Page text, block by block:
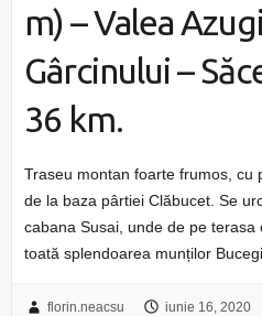
m) – Valea
Gârcinului –
36 km.
Traseu montan foarte frumos, cu
de la baza pârtiei Clăbucet. Se
cabana Susai, unde de pe terasa
toată splendoarea munților
florin.neacsu iunie 16, 2020